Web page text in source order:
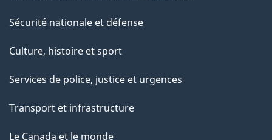
Sécurité nationale et défense
Culture, histoire et sport
Services de police, justice et urgences
Transport et infrastructure
Le Canada et le monde